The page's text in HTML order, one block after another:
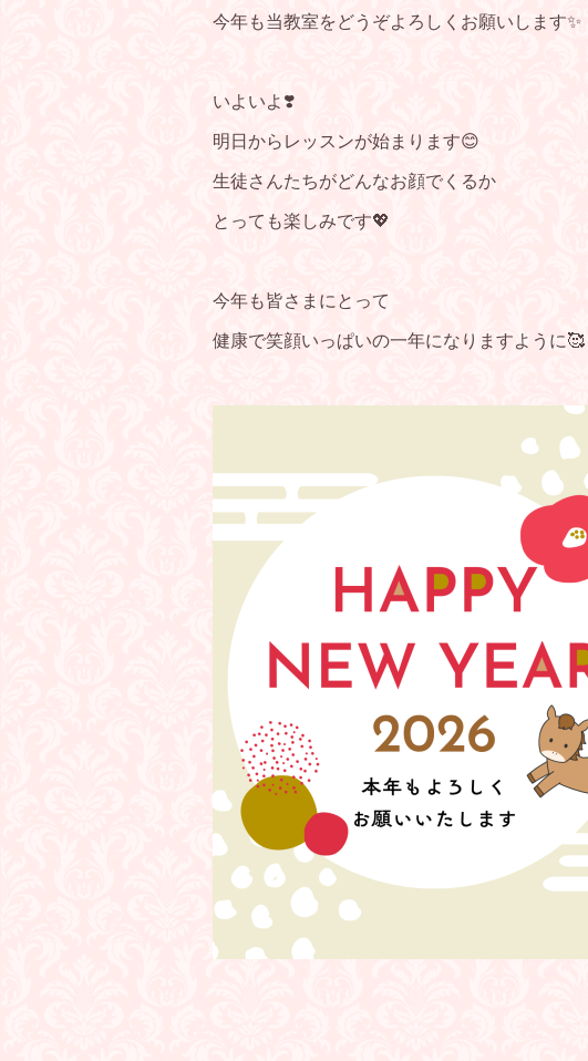
今年も当教室をどうぞよろしくお願いします✨
いよいよ❣️
明日からレッスンが始まります😊
生徒さんたちがどんなお顔でくるか
とっても楽しみです💖
今年も皆さまにとって
健康で笑顔いっぱいの一年になりますように🥰